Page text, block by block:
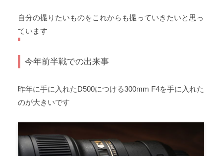
自分の撮りたいものをこれからも撮っていきたいと思っ
ています
今年前半戦での出来事
昨年に手に入れたD500につける300mm F4を手に入れた
のが大きいです